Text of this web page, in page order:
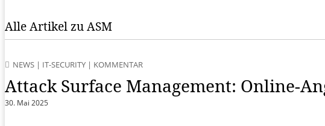
Alle Artikel zu ASM
NEWS | IT-SECURITY | KOMMENTAR
Attack Surface Management: Online-
30. Mai 2025